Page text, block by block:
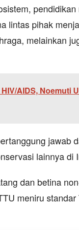
lintas pihak
melainkan
AIDS, Noemuti
jawab
lainnya di
dan betina
meniru standar